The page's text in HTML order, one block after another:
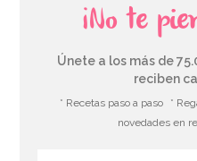
¡No te
Únete a los más de
reciben
* Recetas paso a paso *
novedades en